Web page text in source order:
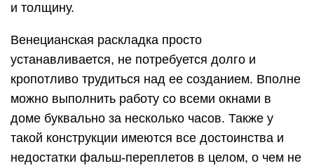
и толщину.
Венецианская раскладка просто
устанавливается, не потребуется долго и
кропотливо трудиться над ее созданием. Вполне
можно выполнить работу со всеми окнами в
доме буквально за несколько часов. Также у
такой конструкции имеются все достоинства и
недостатки фальш-переплетов в целом, о чем не